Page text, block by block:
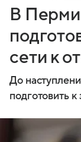
В Перми
сети к
До
подготовить